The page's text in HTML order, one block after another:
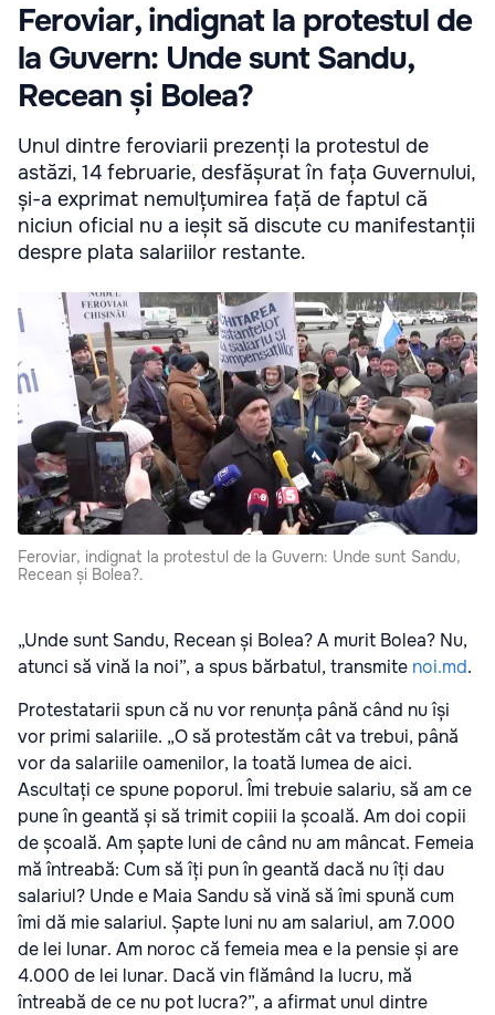
Feroviar, indignat la protestul de
la Guvern: Unde sunt Sandu,
Recean și Bolea?
Unul dintre feroviarii prezenți la protestul de
astăzi, 14 februarie, desfășurat în fața Guvernului,
și-a exprimat nemulțumirea față de faptul că
niciun oficial nu a ieșit să discute cu manifestanții
despre plata salariilor restante.
Feroviar, indignat la protestul de la Guvern: Unde sunt Sandu,
Recean și Bolea?.
„Unde sunt Sandu, Recean și Bolea? A murit Bolea? Nu,
atunci să vină la noi”, a spus bărbatul, transmite noi.md.
Protestatarii spun că nu vor renunța până când nu își
vor primi salariile. „O să protestăm cât va trebui, până
vor da salariile oamenilor, la toată lumea de aici.
Ascultați ce spune poporul. Îmi trebuie salariu, să am ce
pune în geantă și să trimit copiii la școală. Am doi copii
de școală. Am șapte luni de când nu am mâncat. Femeia
mă întreabă: Cum să îți pun în geantă dacă nu îți dau
salariul? Unde e Maia Sandu să vină să îmi spună cum
îmi dă mie salariul. Șapte luni nu am salariul, am 7.000
de lei lunar. Am noroc că femeia mea e la pensie și are
4.000 de lei lunar. Dacă vin flămând la lucru, mă
întreabă de ce nu pot lucra?”, a afirmat unul dintre